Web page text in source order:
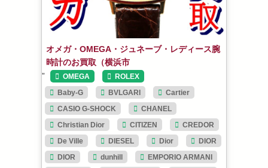
オメガ・OMEGA・ジュネーブ・レディース腕
時計のお買取（横浜市
”
OMEGA
ROLEX
Baby-G
BVLGARI
Cartier
CASIO G-SHOCK
CHANEL
Christian Dior
CITIZEN
CREDOR
De Ville
DIESEL Dior
DIOR
DIOR
dunhill
EMPORIO ARMANI